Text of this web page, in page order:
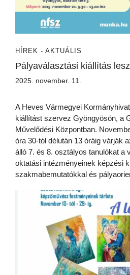
HÍREK - AKTUÁLIS
Pályaválasztási kiállítás
2025. november. 11.
A Heves Vármegyei
kiállítást szervez Gyöngyösön, a
Művelődési Központban.
óra 30-tól délután 13 óráig várják
álló 7. és 8. osztályos tanulókat a
oktatási intézményeinek képzési
szakmabemutatókkal és